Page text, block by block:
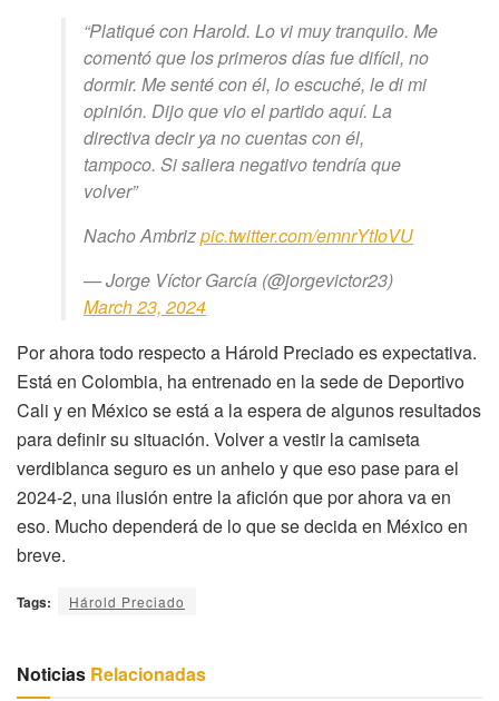
“Platiqué con Harold. Lo vi muy tranquilo. Me
comentó que los primeros días fue difícil, no
dormir. Me senté con él, lo escuché, le di mi
opinión. Dijo que vio el partido aquí. La
directiva decir ya no cuentas con él,
tampoco. Si saliera negativo tendría que
volver”
Nacho Ambrizpic.twitter.com/emnrYtIoVU
— Jorge Víctor García (@jorgevictor23)
March 23, 2024
Por ahora todo respecto a Hárold Preciado es expectativa.
Está en Colombia, ha entrenado en la sede de Deportivo
Cali y en México se está a la espera de algunos resultados
para definir su situación. Volver a vestir la camiseta
verdiblanca seguro es un anhelo y que eso pase para el
2024-2, una ilusión entre la afición que por ahora va en
eso. Mucho dependerá de lo que se decida en México en
breve.
Tags: Hárold Preciado
Noticias Relacionadas